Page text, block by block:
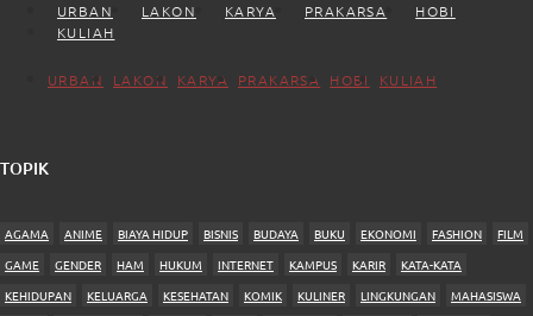
URBAN LAKON KARYA PRAKARSA
HOBI
KULIAH
URBAN LAKON KARYA PRAKARSA HOBI KULIAH
TOPIK
AGAMA ANIME BIAYA HIDUP BISNIS BUDAYA BUKU EKONOMI FASHION
FILM
GAME
GENDER HAM HUKUM INTERNET KAMPUS KARIR
KATA-KATA
KEHIDUPAN
KELUARGA KESEHATAN KOMIK KULINER LINGKUNGAN
MAHASISWA